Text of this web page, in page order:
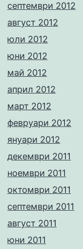
септември 2012
август 2012
юли 2012
юни 2012
май 2012
април 2012
март 2012
февруари 2012
януари 2012
декември 2011
ноември 2011
октомври 2011
септември 2011
август 2011
юни 2011